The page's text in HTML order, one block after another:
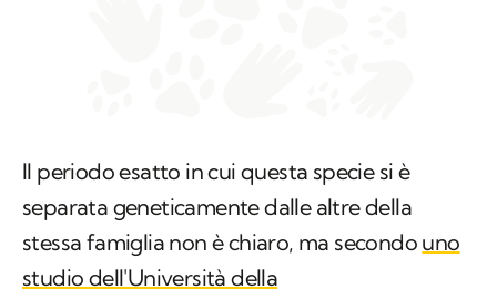
Il periodo esatto in cui questa specie si è
separata geneticamente dalle altre della
stessa famiglia non è chiaro, ma secondo uno
studio dell'Università della